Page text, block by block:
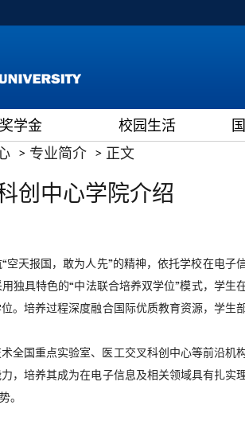
奖学金 校园生活
专业简介 正文
创中心学院介绍
天报国，敢为人先”的精神，依托学校在电子
具特色的“中法联合培养双学位”模式，学生
培养过程深度融合国际优质教育资源，学生
全国重点实验室、医工交叉科创中心等前沿机
，培养其成为在电子信息及相关领域具有扎实
。